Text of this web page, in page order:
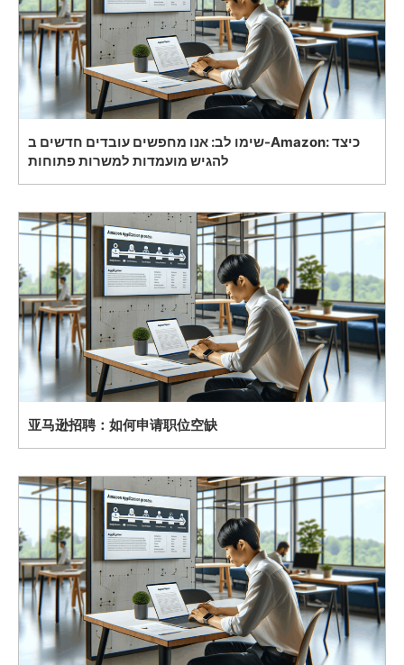
שימו לב: אנו מחפשים עובדים חדשים ב-Amazon: כיצד
להגיש מועמדות למשרות פתוחות
亚马逊招聘：如何申请职位空缺